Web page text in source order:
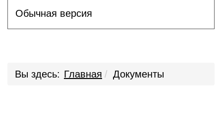
Обычная версия
Вы здесь: Главная Документы